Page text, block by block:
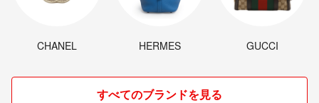
CHANEL HERMES GUCCI
すべてのブランドを見る